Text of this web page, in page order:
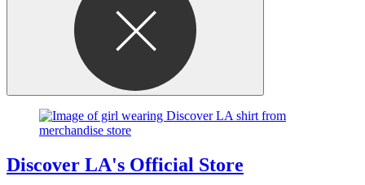
Discover LA's Official Store